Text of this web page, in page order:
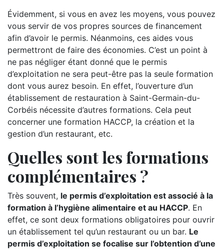
Évidemment, si vous en avez les moyens, vous pouvez
vous servir de vos propres sources de financement
afin d’avoir le permis. Néanmoins, ces aides vous
permettront de faire des économies. C’est un point à
ne pas négliger étant donné que le permis
d’exploitation ne sera peut-être pas la seule formation
dont vous aurez besoin. En effet, l’ouverture d’un
établissement de restauration à Saint-Germain-du-
Corbéis nécessite d’autres formations. Cela peut
concerner une formation HACCP, la création et la
gestion d’un restaurant, etc.
Quelles sont les formations
complémentaires ?
Très souvent, le permis d’exploitation est associé à la
formation à l’hygiène alimentaire et au HACCP. En
effet, ce sont deux formations obligatoires pour ouvrir
un établissement tel qu’un restaurant ou un bar. Le
permis d’exploitation se focalise sur l’obtention d’une